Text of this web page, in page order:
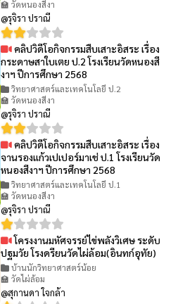
🏫 วัดหนองสีงา
@รุจิรา ปราณี
คลิปวิดีโอกิจกรรมสืบเสาะอิสระ เรื่อง
กระดาษสาใบเตย ป.2 โรงเรียนวัดหนองสี
งาฯ ปีการศึกษา 2568
วิทยาศาสตร์และเทคโนโลยี ป.2
🏫 วัดหนองสีงา
@รุจิรา ปราณี
คลิปวิดีโอกิจกรรมสืบเสาะอิสระ เรื่อง
จานรองแก้วเปเปอร์มาเช่ ป.1 โรงเรียนวัด
หนองสีงาฯ ปีการศึกษา 2568
วิทยาศาสตร์และเทคโนโลยี ป.1
🏫 วัดหนองสีงา
@รุจิรา ปราณี
โครงงานมหัศจรรย์ไข่พลังวิเศษ ระดับ
ปฐมวัย โรงดรียนวัดไผ่ล้อม(อินทก์อุทัย)
บ้านนักวิทยาศาสตร์น้อย
🏫 วัดไผ่ล้อม
@สุกานดา ใจกล้า